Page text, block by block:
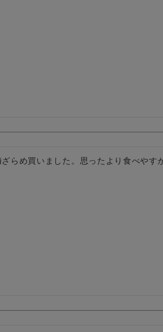
らめ買いました。思ったより食べやす